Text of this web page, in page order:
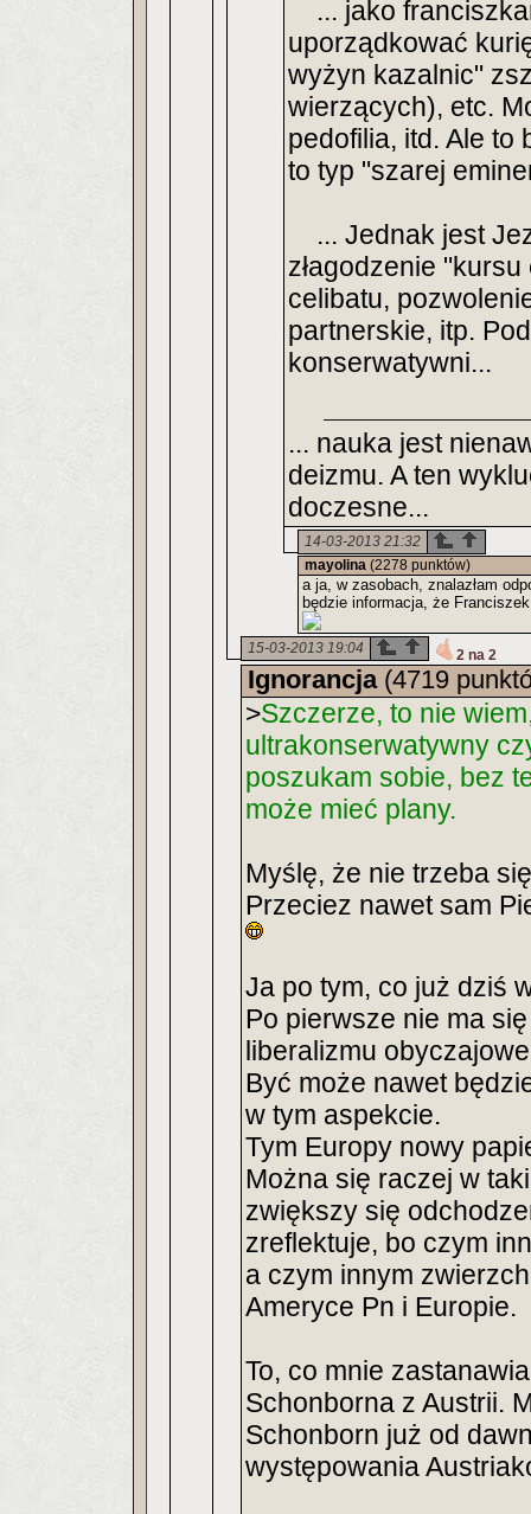
... jako
uporządkować
wyżyn kazalnic"
wierzących), etc.
pedofilia, itd. Ale to
to typ "szarej
... Jednak jest
złagodzenie
celibatu,
partnerskie, itp.
konserwatywni...
... nauka jest
deizmu. A ten
doczesne...
14-03-2013 21:32
mayolina (2278 punktów)
a ja, w zasobach, znalazłam
będzie informacja, że
15-03-2013 19:04 2 na 2
Ignorancja(4719
>Szczerze, to nie
ultrakonserwatywny
poszukam sobie, bez
może mieć plany.
Myślę, że nie trzeba
Przeciez nawet sam
Ja po tym, co już dziś
Po pierwsze nie ma
liberalizmu
Być może nawet
w tym aspekcie.
Tym Europy nowy
Można się raczej w
zwiększy się
zreflektuje, bo czym
a czym innym
Ameryce Pn i Europie.
To, co mnie
Schonborna z Austrii.
Schonborn już od
występowania